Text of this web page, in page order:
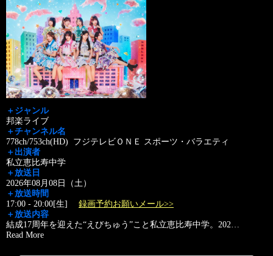
＋ジャンル
邦楽ライブ
＋チャンネル名
778ch/753ch(HD) フジテレビＯＮＥ スポーツ・バラエティ
＋出演者
私立恵比寿中学
＋放送日
2026年08月08日（土）
＋放送時間
17:00 - 20:00[生] 録画予約お願いメール>>
＋放送内容
結成17周年を迎えた“えびちゅう”こと私立恵比寿中学。202…
Read More